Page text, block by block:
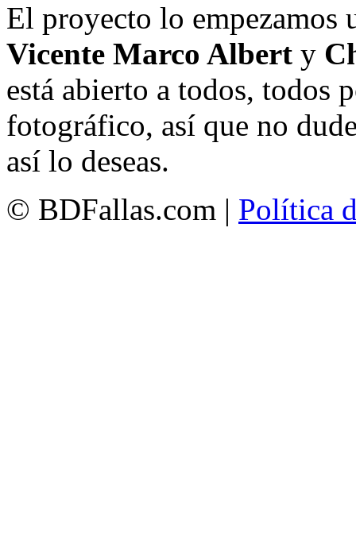
El proyecto lo empezamos
Vicente Marco Albert y
está abierto a todos, todos
fotográfico, así que no
así lo deseas.
© BDFallas.com | Política